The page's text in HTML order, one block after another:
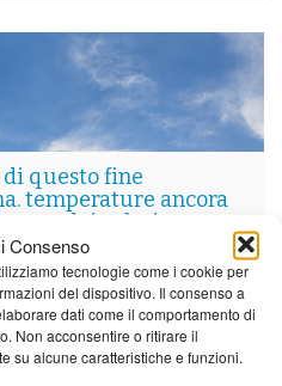
Consenso
tecnologie come i cookie per
del dispositivo. Il consenso a
dati come il comportamento di
Non acconsentire o ritirare il
su alcune caratteristiche e funzioni.
questo fine
temperature ancora
dei valori
Lunedì Martedì